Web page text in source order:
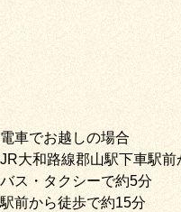
電車でお越しの場合
JR大和路線郡山駅下車駅前
バス・タクシーで約5分
駅前から徒歩で約15分